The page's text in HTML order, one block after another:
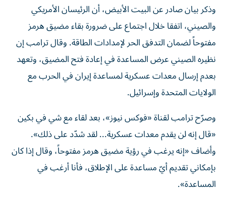
وذكر بيان صادر ‌عن البيت الأبيض، أن الرئيسان الأمريكي
والصيني، اتفقا خلال اجتماع على ضرورة بقاء مضيق هرمز
مفتوحاً لضمان التدفق الحر لإمدادات الطاقة. وقال ترامب إن
نظيره الصيني عرض المساعدة في إعادة فتح المضيق، وتعهد
بعدم إرسال معدات عسكرية لمساعدة إيران في الحرب مع
الولايات المتحدة وإسرائيل.
وصرّح ترامب لقناة «فوكس نيوز»، بعد لقاء مع شي في بكين
«قال إنه لن يقدم معدات عسكرية... لقد شدّد على ذلك».
وأضاف «إنه يرغب في رؤية مضيق هرمز مفتوحاً، وقال إذا كان
بإمكاني تقديم أيّ مساعدة على الإطلاق، فأنا أرغب في
المساعدة».